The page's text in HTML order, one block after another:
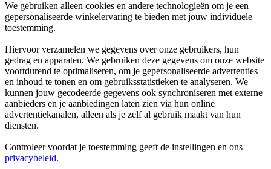
We gebruiken alleen cookies en andere technologieën om je een
gepersonaliseerde winkelervaring te bieden met jouw individuele
toestemming.
Hiervoor verzamelen we gegevens over onze gebruikers, hun
gedrag en apparaten. We gebruiken deze gegevens om onze website
voortdurend te optimaliseren, om je gepersonaliseerde advertenties
en inhoud te tonen en om gebruiksstatistieken te analyseren. We
kunnen jouw gecodeerde gegevens ook synchroniseren met externe
aanbieders en je aanbiedingen laten zien via hun online
advertentiekanalen, alleen als je zelf al gebruik maakt van hun
diensten.
Controleer voordat je toestemming geeft de instellingen en ons
privacybeleid.